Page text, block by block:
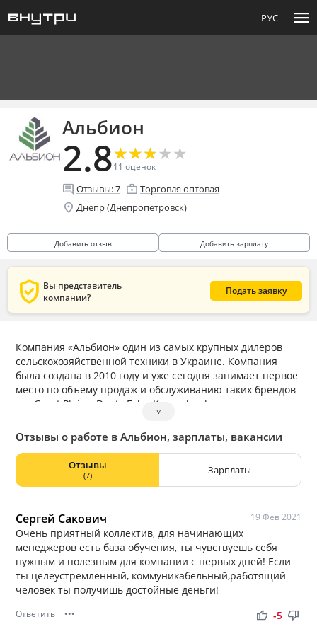
РУС menu
Альбион
2.8★
★★
★★
★★
★★
★
11 оценок
comment Отзывы:7 enterprise Торговля оптовая
location_on Днепр (Днепропетровск)
Добавить отзыв Добавить зарплату
verified_user Вы представитель
компании?
Подать заявку
Компания «Альбион» один из самых крупных дилеров
сельскохозяйственной техники в Украине. Компания
была создана в 2010 году и уже сегодня занимает первое
место по объему продаж и обслуживанию таких брендов
как Great Plains, Deutz Fahr, Kverneland.
˅
Отзывы о работе в Альбион, зарплаты, вакансии
Отзывы
(7) Зарплаты
Сергей Сакович 19 Фев 2021
Очень приятный коллектив, для начинающих
менеджеров есть база обучения, ты чувствуешь себя
нужным и полезным для компании с первых дней! Если
ты целеустремленный, коммуникабельный,работящий
человек ты получишь достойные деньги!
Ответить ••• thumb_up thumb_down
-5